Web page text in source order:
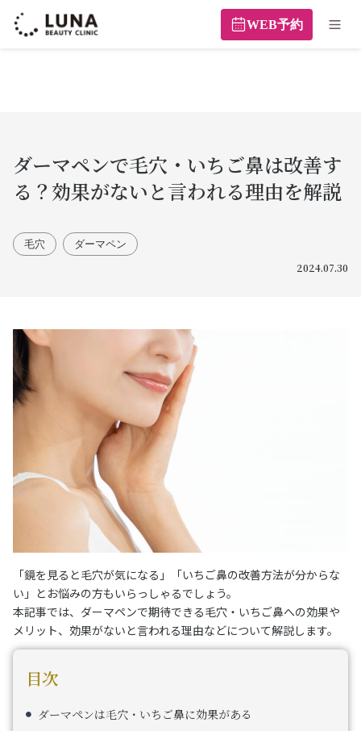
WEB予約
ダーマペンで毛穴・いちご鼻は改善す
る？効果がないと言われる理由を解説
毛穴 ダーマペン
2024.07.30
「鏡を見ると毛穴が気になる」「いちご鼻の改善方法が分からな
い」とお悩みの方もいらっしゃるでしょう。
本記事では、ダーマペンで期待できる毛穴・いちご鼻への効果や
メリット、効果がないと言われる理由などについて解説します。
目次
ダーマペンは毛穴・いちご鼻に効果がある